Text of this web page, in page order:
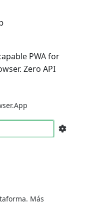
PWA for
Zero API
Más